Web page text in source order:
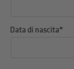
Data di nascita*